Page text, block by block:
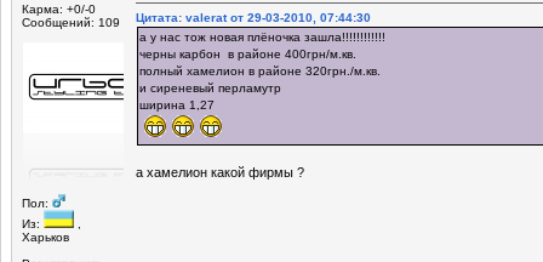
Карма: +0/-0
Сообщений: 109
Пол:
Из:
Харьков
Цитата: valerat от 29-03-2010, 07:44:30
а у нас тож новая плёночка зашла!!!!!!!!!!!!
черны карбон в районе 400грн/м.кв.
полный хамелион в районе 320грн./м.кв.
и сиреневый перламутр
ширина 1,27
а хамелион какой фирмы ?